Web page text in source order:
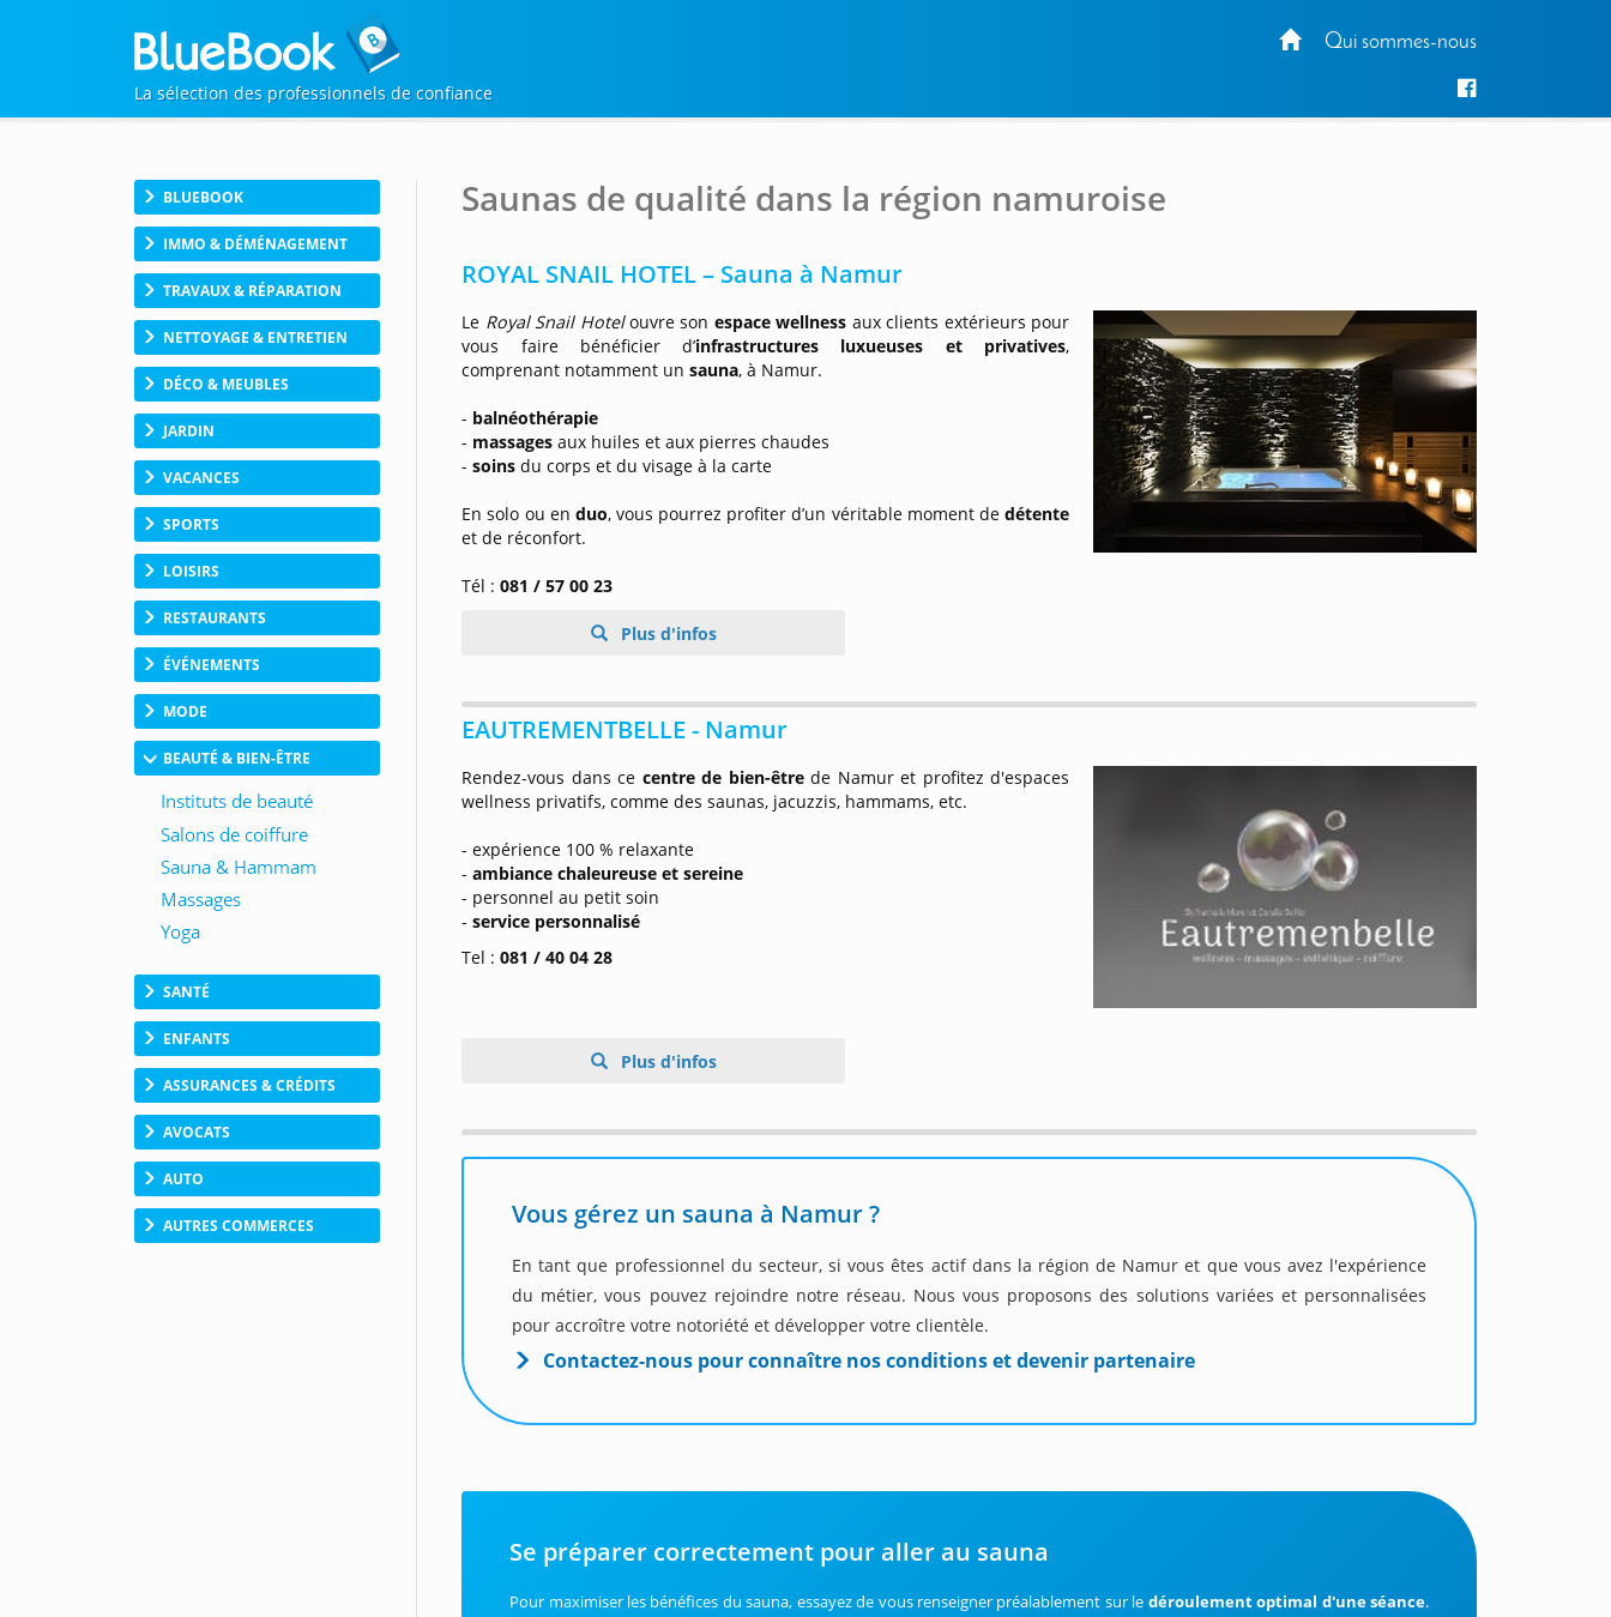
Qui sommes-nous
La sélection des professionnels de confiance
BLUEBOOK
IMMO & DÉMÉNAGEMENT
TRAVAUX & RÉPARATION
NETTOYAGE & ENTRETIEN
DÉCO & MEUBLES
JARDIN
VACANCES
SPORTS
LOISIRS
RESTAURANTS
ÉVÉNEMENTS
MODE
BEAUTÉ & BIEN-ÊTRE
SANTÉ
ENFANTS
ASSURANCES & CRÉDITS
AVOCATS
AUTO
AUTRES COMMERCES
Saunas de qualité dans la région namuroise
ROYAL SNAIL HOTEL – Sauna à Namur
Le Royal Snail Hotelouvre son espace wellness aux clients extérieurs pour
vous faire bénéficier d’infrastructures luxueuses et privatives,
comprenant notamment unsauna, à Namur.
- balnéothérapie
- massagesaux huiles et aux pierres chaudes
-soinsdu corps et du visage à la carte
En solo ou en duo, vous pourrez profiter d’un véritable moment dedétente
et de réconfort.
Tél : 081 / 57 00 23
Plus d'infos
EAUTREMENTBELLE - Namur
Rendez-vous dans ce centre de bien-êtrede Namur et profitez d'espaces
wellness privatifs, comme des saunas, jacuzzis, hammams, etc.
- expérience 100 % relaxante
-ambiance chaleureuse et sereine
- personnel au petit soin
-service personnalisé
Tel :081 / 40 04 28
Plus d'infos
Vous gérez un sauna à Namur ?
En tant que professionnel du secteur, si vous êtes actif dans la région de Namur et que vous avez l'expérience
du métier, vous pouvez rejoindre notre réseau. Nous vous proposons des solutions variées et personnalisées
pour accroître votre notoriété et développer votre clientèle.
Contactez-nous pour connaître nos conditions et devenir partenaire
Se préparer correctement pour aller au sauna
Pour maximiser les bénéfices du sauna, essayez de vous renseigner préalablement sur le déroulement optimal d'une séance.